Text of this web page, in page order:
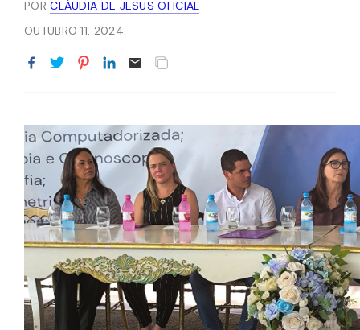
PORCLÁUDIA DE JESUS OFICIAL
OUTUBRO 11, 2024